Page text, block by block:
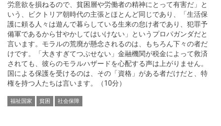
労意欲を損ねるので、貧困層や労働者の精神にとって有害だ」と
いう、ビクトリア朝時代の主張とほとんど同じであり、「生活保
護に頼る人々は遊んで暮らしている生来の怠け者であり、犯罪予
備軍であるから甘やかしてはいけない」というプロパガンダだと
言います。モラルの荒廃が懸念されるのは、もちろん下々の者だ
けです。「大きすぎてつぶせない」金融機関が税金によって救済
されても、彼らのモラルハザードを心配する声は上がりません。
国による保護を受けるのは、その「資格」がある者だけだと、特
権を持つ人たちは言います。（10分）
福祉国家 貧困 社会保障